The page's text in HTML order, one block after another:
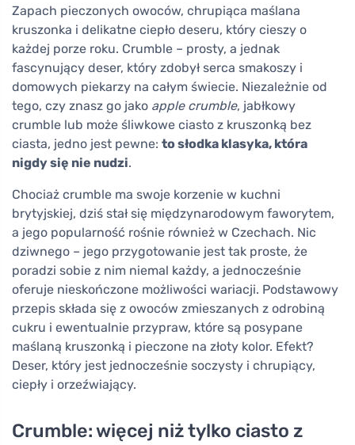
Zapach pieczonych owoców, chrupiąca maślana
kruszonka i delikatne ciepło deseru, który cieszy o
każdej porze roku. Crumble – prosty, a jednak
fascynujący deser, który zdobył serca smakoszy i
domowych piekarzy na całym świecie. Niezależnie od
tego, czy znasz go jako apple crumble, jabłkowy
crumble lub może śliwkowe ciasto z kruszonką bez
ciasta, jedno jest pewne: to słodka klasyka, która
nigdy się nie nudzi.
Chociaż crumble ma swoje korzenie w kuchni
brytyjskiej, dziś stał się międzynarodowym faworytem,
a jego popularność rośnie również w Czechach. Nic
dziwnego – jego przygotowanie jest tak proste, że
poradzi sobie z nim niemal każdy, a jednocześnie
oferuje nieskończone możliwości wariacji. Podstawowy
przepis składa się z owoców zmieszanych z odrobiną
cukru i ewentualnie przypraw, które są posypane
maślaną kruszonką i pieczone na złoty kolor. Efekt?
Deser, który jest jednocześnie soczysty i chrupiący,
ciepły i orzeźwiający.
Crumble: więcej niż tylko ciasto z